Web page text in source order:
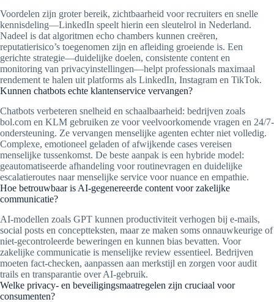
Voordelen zijn groter bereik, zichtbaarheid voor recruiters en snelle
kennisdeling—LinkedIn speelt hierin een sleutelrol in Nederland.
Nadeel is dat algoritmen echo chambers kunnen creëren,
reputatierisico’s toegenomen zijn en afleiding groeiende is. Een
gerichte strategie—duidelijke doelen, consistente content en
monitoring van privacyinstellingen—helpt professionals maximaal
rendement te halen uit platforms als LinkedIn, Instagram en TikTok.
Kunnen chatbots echte klantenservice vervangen?
Chatbots verbeteren snelheid en schaalbaarheid: bedrijven zoals
bol.com en KLM gebruiken ze voor veelvoorkomende vragen en 24/7-
ondersteuning. Ze vervangen menselijke agenten echter niet volledig.
Complexe, emotioneel geladen of afwijkende cases vereisen
menselijke tussenkomst. De beste aanpak is een hybride model:
geautomatiseerde afhandeling voor routinevragen en duidelijke
escalatieroutes naar menselijke service voor nuance en empathie.
Hoe betrouwbaar is AI-gegenereerde content voor zakelijke
communicatie?
AI-modellen zoals GPT kunnen productiviteit verhogen bij e-mails,
social posts en conceptteksten, maar ze maken soms onnauwkeurige of
niet-gecontroleerde beweringen en kunnen bias bevatten. Voor
zakelijke communicatie is menselijke review essentieel. Bedrijven
moeten fact-checken, aanpassen aan merkstijl en zorgen voor audit
trails en transparantie over AI-gebruik.
Welke privacy- en beveiligingsmaatregelen zijn cruciaal voor
consumenten?